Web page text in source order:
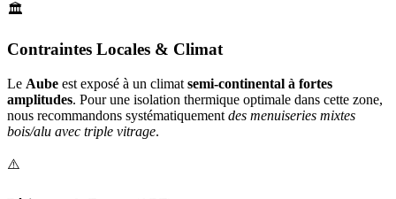
🏛️
Contraintes Locales & Climat
Le Aube est exposé à un climat semi-continental à fortes
amplitudes. Pour une isolation thermique optimale dans cette zone,
nous recommandons systématiquement des menuiseries mixtes
bois/alu avec triple vitrage.
⚠️